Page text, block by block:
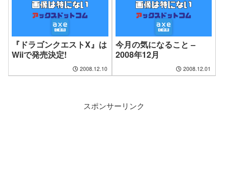
『ドラゴンクエストX』は
Wiiで発売決定!
2008.12.10
今月の気になること –
2008年12月
2008.12.01
スポンサーリンク